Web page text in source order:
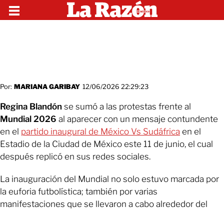
Por: MARIANA GARIBAY 12/06/2026 22:29:23
Regina Blandón se sumó a las protestas frente al
Mundial 2026 al aparecer con un mensaje contundente
en el partido inaugural de México Vs Sudáfrica en el
Estadio de la Ciudad de México este 11 de junio, el cual
después replicó en sus redes sociales.
La inauguración del Mundial no solo estuvo marcada por
la euforia futbolística; también por varias
manifestaciones que se llevaron a cabo alrededor del